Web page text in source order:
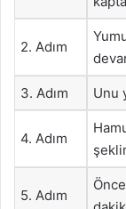
2. Adım
3. Adım Unu
4. Adım
5. Adım